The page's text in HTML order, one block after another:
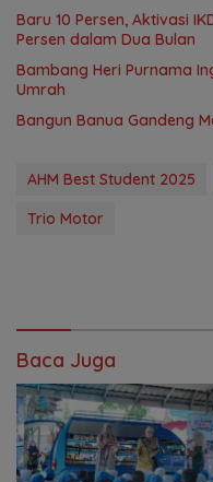
Baru 10 Persen, Aktivasi
Persen dalam Dua Bulan
Bambang Heri Purnama
Umrah
Bangun Banua Gandeng
AHM Best Student 2025
Trio Motor
Baca Juga